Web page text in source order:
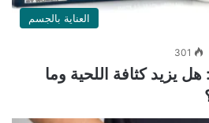
العناية بالجسم
301
يزيد كثافة اللحية وما